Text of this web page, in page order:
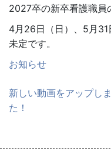
2027卒の新卒看護職員
4月26日（日）、5月
未定です。
お知らせ
投
新しい動画をアップし
た！